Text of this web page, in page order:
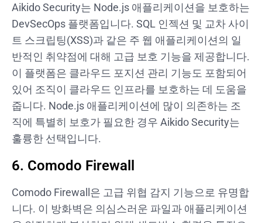
Aikido Security는 Node.js 애플리케이션을 보호하는
DevSecOps 플랫폼입니다. SQL 인젝션 및 교차 사이
트 스크립팅(XSS)과 같은 주 웹 애플리케이션의 일
반적인 취약점에 대해 고급 보호 기능을 제공합니다.
이 플랫폼은 클라우드 포지션 관리 기능도 포함되어
있어 조직이 클라우드 인프라를 보호하는 데 도움을
줍니다. Node.js 애플리케이션에 많이 의존하는 조
직에 특별히 보호가 필요한 경우 Aikido Security는
훌륭한 선택입니다.
6. Comodo Firewall
Comodo Firewall은 고급 위협 감지 기능으로 유명합
니다. 이 방화벽은 의심스러운 파일과 애플리케이션